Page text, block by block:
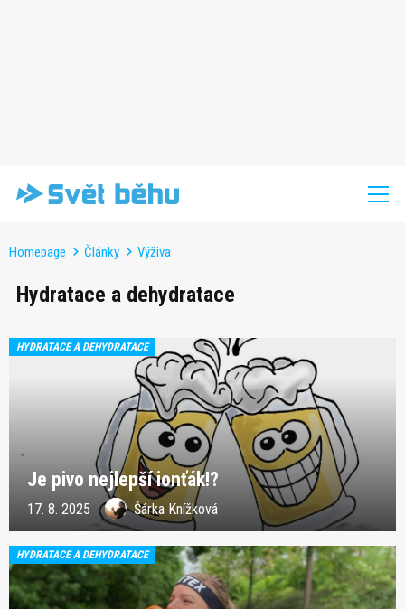
Homepage Články Výživa
Hydratace a dehydratace
HYDRATACE A DEHYDRATACE
Je pivo nejlepší ionťák!?
17. 8. 2025 Šárka Knížková
HYDRATACE A DEHYDRATACE